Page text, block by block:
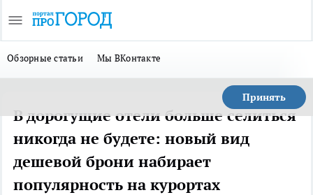
Обзорные статьи Мы ВКонтакте
Принять
В дорогущие отели больше селиться
никогда не будете: новый вид
дешевой брони набирает
популярность на курортах